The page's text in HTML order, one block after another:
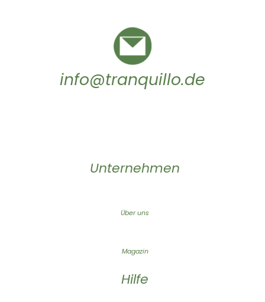
info@tranquillo.de
Unternehmen
Über uns
Magazin
Hilfe